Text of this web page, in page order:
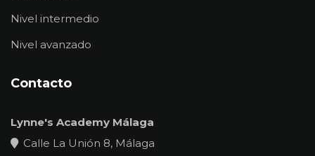
Nivel intermedio
Nivel avanzado
Contacto
Lynne's Academy Málaga
Calle La Unión 8, Málaga